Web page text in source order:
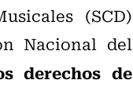
(SCD)
Nacional del
derechos de